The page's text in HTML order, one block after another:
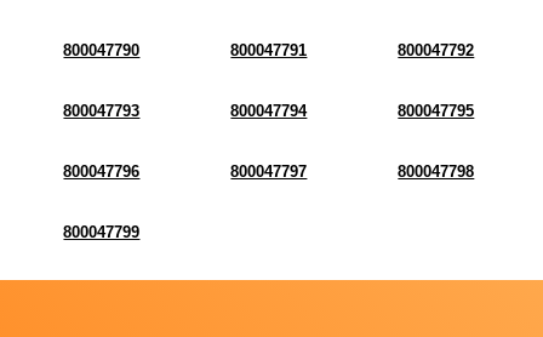
800047790 800047791 800047792
800047793 800047794 800047795
800047796 800047797 800047798
800047799